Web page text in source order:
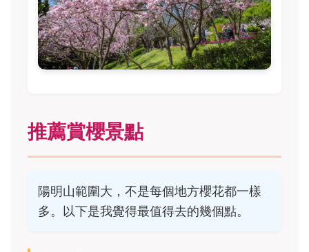
推薦賞櫻景點
陽明山範圍大，不是每個地方櫻花都一樣
多。以下是我覺得最值得去的幾個點。